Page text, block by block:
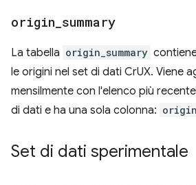
origin summary
La tabella origin_summary
le origini nel set di dati CrUX. Viene
mensilmente con l'elenco più
di dati e ha una sola colonna: origin
Set di dati sperimentale